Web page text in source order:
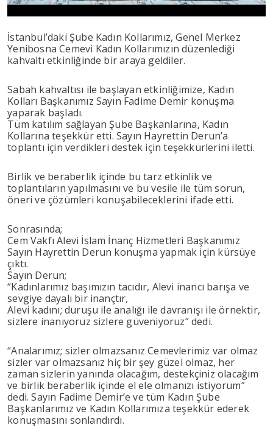
İstanbul’daki Şube Kadın Kollarımız, Genel Merkez
Yenibosna Cemevi Kadın Kollarımızın düzenlediği
kahvaltı etkinliğinde bir araya geldiler.
Sabah kahvaltısı ile başlayan etkinliğimize, Kadın
Kolları Başkanımız Sayın Fadime Demir konuşma
yaparak başladı.
Tüm katılım sağlayan Şube Başkanlarına, Kadın
Kollarına teşekkür etti. Sayın Hayrettin Derun’a
toplantı için verdikleri destek için teşekkürlerini iletti.
Birlik ve beraberlik içinde bu tarz etkinlik ve
toplantıların yapılmasını ve bu vesile ile tüm sorun,
öneri ve çözümleri konuşabileceklerini ifade etti.
Sonrasında;
Cem Vakfı Alevi İslam İnanç Hizmetleri Başkanımız
Sayın Hayrettin Derun konuşma yapmak için kürsüye
çıktı.
Sayın Derun;
“Kadınlarımız başımızın tacıdır, Alevi inancı barışa ve
sevgiye dayalı bir inançtır,
Alevi kadını; duruşu ile analığı ile davranışı ile örnektir,
sizlere inanıyoruz sizlere güveniyoruz” dedi.
“Analarımız; sizler olmazsanız Cemevlerimiz var olmaz
sizler var olmazsanız hiç bir şey güzel olmaz, her
zaman sizlerin yanında olacağım, destekçiniz olacağım
ve birlik beraberlik içinde el ele olmanızı istiyorum”
dedi. Sayın Fadime Demir’e ve tüm Kadın Şube
Başkanlarımız ve Kadın Kollarımıza teşekkür ederek
konuşmasını sonlandırdı.